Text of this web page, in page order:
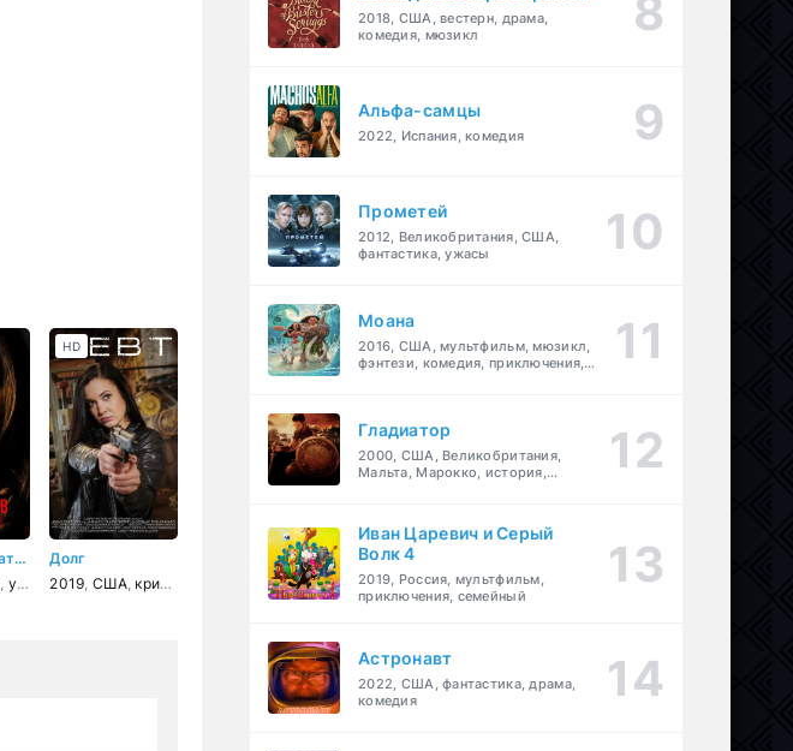
Пара психопатов
ужасы ,триллер
Долг
2019 США, криминал
HD
2018, США, вестерн, драма,
комедия, мюзикл
Альфа-самцы
2022, Испания, комедия
Прометей
2012, Великобритания, США,
фантастика, ужасы
Моана
2016, США, мультфильм, мюзикл,
фэнтези, комедия, приключения,
Гладиатор
2000, США, Великобритания,
Мальта, Марокко, история,
Иван Царевич и Серый
Волк 4
2019, Россия, мультфильм,
приключения, семейный
Астронавт
2022, США, фантастика, драма,
комедия